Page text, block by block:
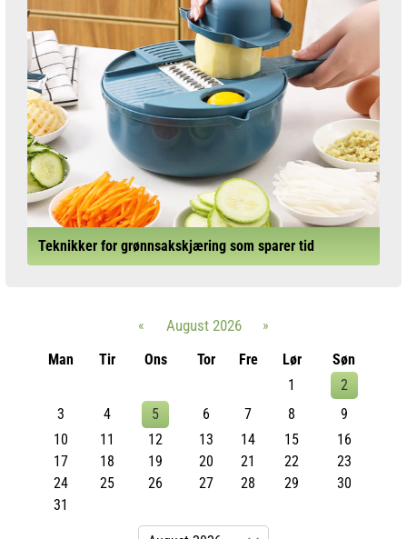
Teknikker for grønnsakskjæring som sparer tid
« August 2026
»
Man
Tir Ons Tor Fre Lør
Søn
1
2
3
4 5 6 7 8
9
10
11 12 13 14 15
16
17
18 19 20 21 22
23
24
25 26 27 28 29
30
31